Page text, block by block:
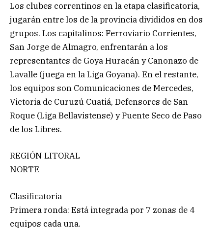
Los clubes correntinos en la etapa clasificatoria,
jugarán entre los de la provincia divididos en dos
grupos. Los capitalinos: Ferroviario Corrientes,
San Jorge de Almagro, enfrentarán a los
representantes de Goya Huracán y Cañonazo de
Lavalle (juega en la Liga Goyana). En el restante,
los equipos son Comunicaciones de Mercedes,
Victoria de Curuzú Cuatiá, Defensores de San
Roque (Liga Bellavistense) y Puente Seco de Paso
de los Libres.
REGIÓN LITORAL
NORTE
Clasificatoria
Primera ronda: Está integrada por 7 zonas de 4
equipos cada una.